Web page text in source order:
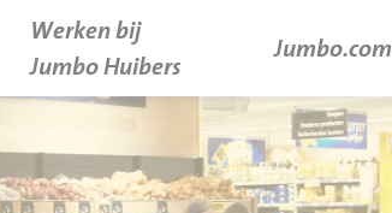
Werken bij
Jumbo Huibers
Jumbo.com